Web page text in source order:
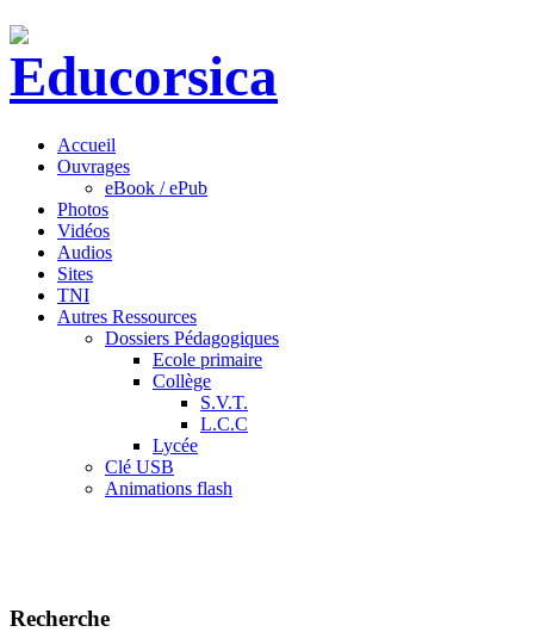
Accueil
Ouvrages
eBook / ePub
Photos
Vidéos
Audios
Sites
TNI
Autres Ressources
Dossiers Pédagogiques
Ecole primaire
Collège
S.V.T.
L.C.C
Lycée
Clé USB
Animations flash
Recherche